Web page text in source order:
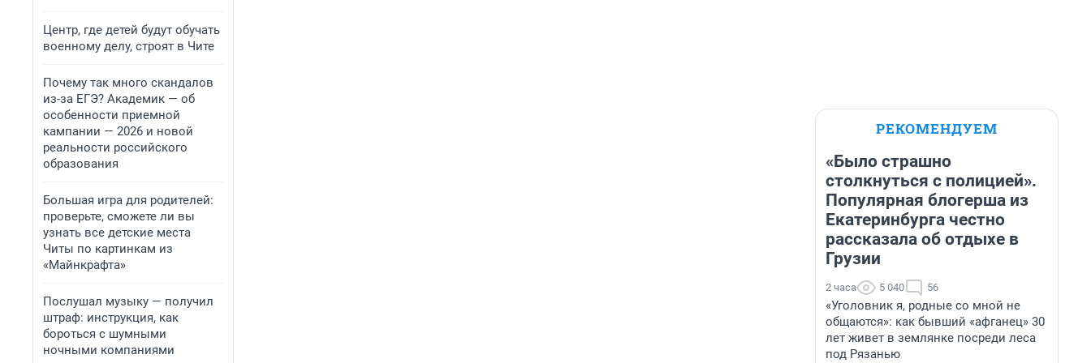
Центр, где детей будут обучать
военному делу, строят в Чите
Почему так много скандалов
из-за ЕГЭ? Академик — об
особенности приемной
кампании — 2026 и новой
реальности российского
образования
Большая игра для родителей:
проверьте, сможете ли вы
узнать все детские места
Читы по картинкам из
«Майнкрафта»
Послушал музыку — получил
штраф: инструкция, как
бороться с шумными
ночными компаниями
РЕКОМЕНДУЕМ
«Было страшно
столкнуться с полицией».
Популярная блогерша из
Екатеринбурга честно
рассказала об отдыхе в
Грузии
2 часа 5 040 56
«Уголовник я, родные со мной не
общаются»: как бывший «афганец» 30
лет живет в землянке посреди леса
под Рязанью